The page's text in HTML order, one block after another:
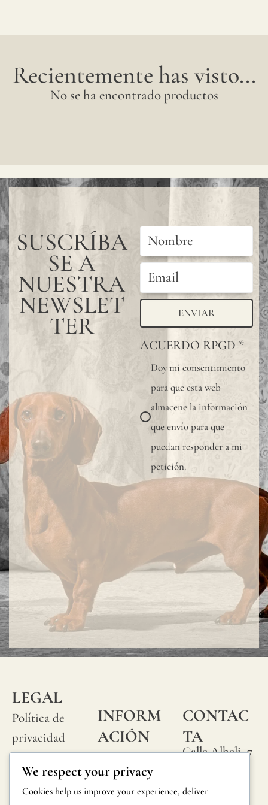
Recientemente has visto...
No se ha encontrado productos
SUSCRÍBA
SE A
NUESTRA
NEWSLET
TER ENVIAR
ACUERDO RPGD *
Doy mi consentimiento
para que esta web
almacene la información
que envío para que
puedan responder a mi
petición.
LEGAL
Política de
privacidad
Política de
cookies
INFORM
ACIÓN
Preguntas
frecuentes
CONTAC
TA
Calle Alheli, 7
de la Victoria
We respect your privacy
Cookies help us improve your experience, deliver